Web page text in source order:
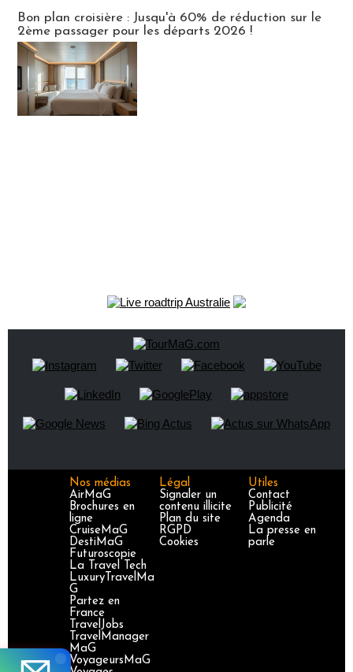
Bon plan croisière : Jusqu'à 60% de réduction sur le
2ème passager pour les départs 2026 !
Nos médias
AirMaG
Brochures en
ligne
CruiseMaG
DestiMaG
Futuroscopie
La Travel Tech
LuxuryTravelMa
G
Partez en
France
TravelJobs
TravelManager
MaG
VoyageursMaG
Légal
Signaler un
contenu illicite
Plan du site
RGPD
Cookies
Utiles
Contact
Publicité
Agenda
La presse en
parle